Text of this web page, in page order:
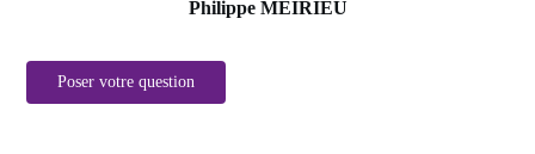
Philippe MEIRIEU
Poser votre question